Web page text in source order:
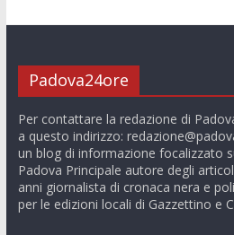
Padova24ore
Per contattare la redazione di
a questo indirizzo:
un blog di informazione focalizzato
Padova Principale autore degli
anni giornalista di cronaca nera e
per le edizioni locali di Gazzettino e